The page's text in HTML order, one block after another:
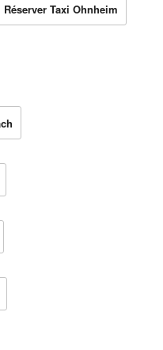
Réserver Taxi Ohnheim